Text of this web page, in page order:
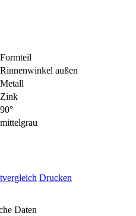
Formteil
Rinnenwinkel außen
Metall
Zink
90°
mittelgrau
Drucken
Daten